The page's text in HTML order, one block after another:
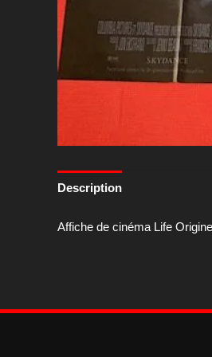
Description
Affiche de cinéma Life